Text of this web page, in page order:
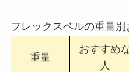
フレックスベルの重量
重量
おすすめ
人